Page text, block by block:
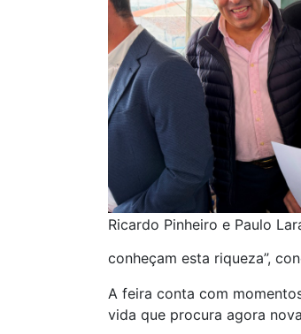
Ricardo Pinheiro e Paulo
conheçam esta riqueza”,
A feira conta com
vida que procura agora